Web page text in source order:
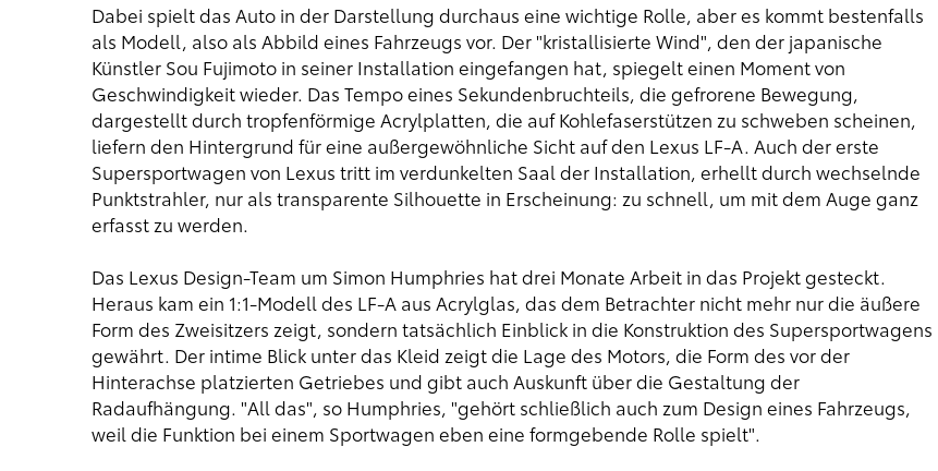
Dabei spielt das Auto in der Darstellung durchaus eine wichtige Rolle, aber es kommt bestenfalls
als Modell, also als Abbild eines Fahrzeugs vor. Der "kristallisierte Wind", den der japanische
Künstler Sou Fujimoto in seiner Installation eingefangen hat, spiegelt einen Moment von
Geschwindigkeit wieder. Das Tempo eines Sekundenbruchteils, die gefrorene Bewegung,
dargestellt durch tropfenförmige Acrylplatten, die auf Kohlefaserstützen zu schweben scheinen,
liefern den Hintergrund für eine außergewöhnliche Sicht auf den Lexus LF-A. Auch der erste
Supersportwagen von Lexus tritt im verdunkelten Saal der Installation, erhellt durch wechselnde
Punktstrahler, nur als transparente Silhouette in Erscheinung: zu schnell, um mit dem Auge ganz
erfasst zu werden.
Das Lexus Design-Team um Simon Humphries hat drei Monate Arbeit in das Projekt gesteckt.
Heraus kam ein 1:1-Modell des LF-A aus Acrylglas, das dem Betrachter nicht mehr nur die äußere
Form des Zweisitzers zeigt, sondern tatsächlich Einblick in die Konstruktion des Supersportwagens
gewährt. Der intime Blick unter das Kleid zeigt die Lage des Motors, die Form des vor der
Hinterachse platzierten Getriebes und gibt auch Auskunft über die Gestaltung der
Radaufhängung. "All das", so Humphries, "gehört schließlich auch zum Design eines Fahrzeugs,
weil die Funktion bei einem Sportwagen eben eine formgebende Rolle spielt".